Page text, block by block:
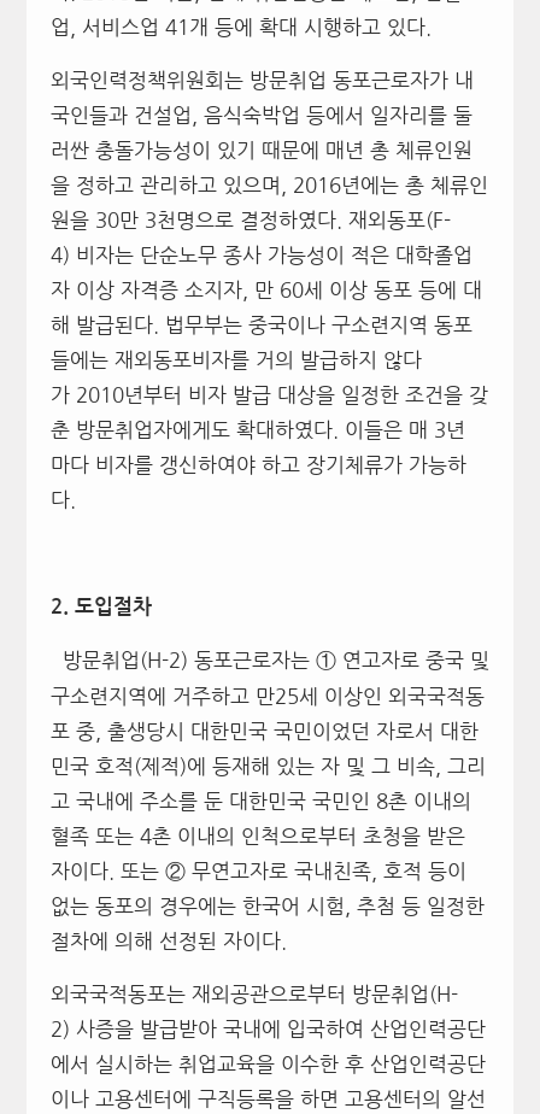
업, 서비스업 41개 등에 확대 시행하고 있다.
외국인력정책위원회는 방문취업 동포근로자가 내
국인들과 건설업, 음식숙박업 등에서 일자리를 둘
러싼 충돌가능성이 있기 때문에 매년 총 체류인원
을 정하고 관리하고 있으며, 2016년에는 총 체류인
원을 30만 3천명으로 결정하였다. 재외동포(F-
4) 비자는 단순노무 종사 가능성이 적은 대학졸업
자 이상 자격증 소지자, 만 60세 이상 동포 등에 대
해 발급된다. 법무부는 중국이나 구소련지역 동포
들에는 재외동포비자를 거의 발급하지 않다
가 2010년부터 비자 발급 대상을 일정한 조건을 갖
춘 방문취업자에게도 확대하였다. 이들은 매 3년
마다 비자를 갱신하여야 하고 장기체류가 가능하
다.
2. 도입절차
방문취업(H-2) 동포근로자는 ① 연고자로 중국 및
구소련지역에 거주하고 만25세 이상인 외국국적동
포 중, 출생당시 대한민국 국민이었던 자로서 대한
민국 호적(제적)에 등재해 있는 자 및 그 비속, 그리
고 국내에 주소를 둔 대한민국 국민인 8촌 이내의
혈족 또는 4촌 이내의 인척으로부터 초청을 받은
자이다. 또는 ② 무연고자로 국내친족, 호적 등이
없는 동포의 경우에는 한국어 시험, 추첨 등 일정한
절차에 의해 선정된 자이다.
외국국적동포는 재외공관으로부터 방문취업(H-
2) 사증을 발급받아 국내에 입국하여 산업인력공단
에서 실시하는 취업교육을 이수한 후 산업인력공단
이나 고용센터에 구직등록을 하면 고용센터의 알선